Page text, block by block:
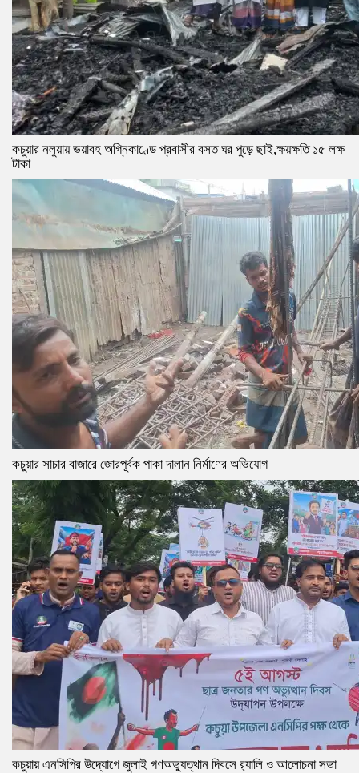
কচুয়ার নলুয়ায় ভয়াবহ অগ্নিকাণ্ডে প্রবাসীর বসত ঘর পুড়ে ছাই,ক্ষয়ক্ষতি ১৫ লক্ষ
টাকা
কচুয়ার সাচার বাজারে জোরপূর্বক পাকা দালান নির্মাণের অভিযোগ
কচুয়ায় এনসিপির উদ্যোগে জুলাই গণঅভ্যুত্থান দিবসে র‌্যালি ও আলোচনা সভা